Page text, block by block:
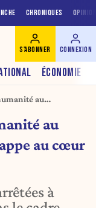
CHRONIQUES
ÉCONOMIE
S'ABONNER CONNEXION
au
au
au cœur
à